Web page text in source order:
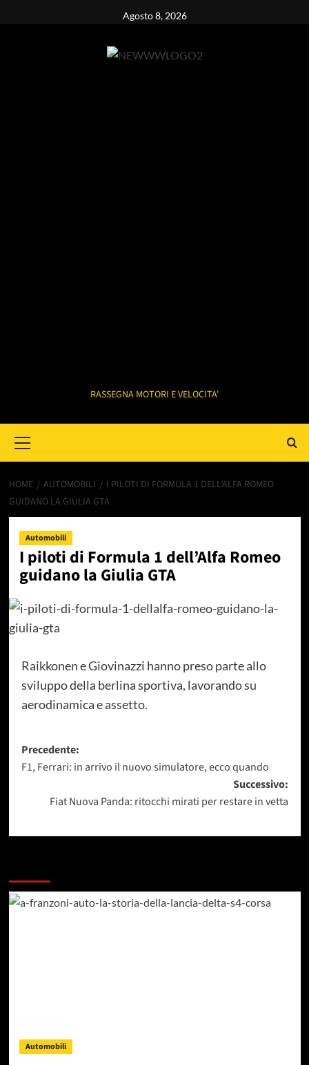
Agosto 8, 2026
RASSEGNA MOTORI E VELOCITA'
Menu
HOME AUTOMOBILI
I PILOTI DI FORMULA 1 DELL’ALFA ROMEO
GUIDANO LA GIULIA GTA
Automobili
I piloti di Formula 1 dell’Alfa Romeo
guidano la Giulia GTA
Raikkonen e Giovinazzi hanno preso parte allo
sviluppo della berlina sportiva, lavorando su
aerodinamica e assetto.
Navigazione
articolo
Precedente:
F1, Ferrari: in arrivo il nuovo simulatore, ecco quando
Successivo:
Fiat Nuova Panda: ritocchi mirati per restare in vetta
Automobili